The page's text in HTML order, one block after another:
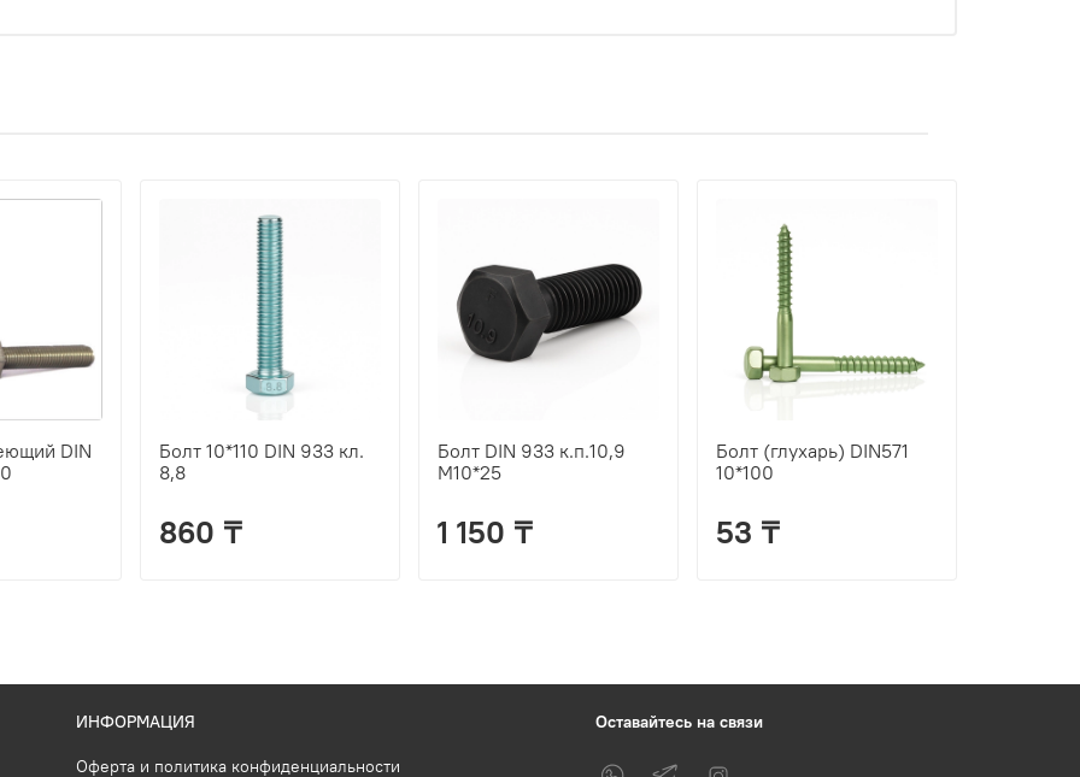
DIN
Болт 10*110 DIN 933 кл.
8,8
860 ₸
Болт DIN 933 к.п.10,9
М10*25
1 150 ₸
Болт (глухарь) DIN571
10*100
53 ₸
ИНФОРМАЦИЯ
Оферта и политика конфиденциальности
Оставайтесь на связи